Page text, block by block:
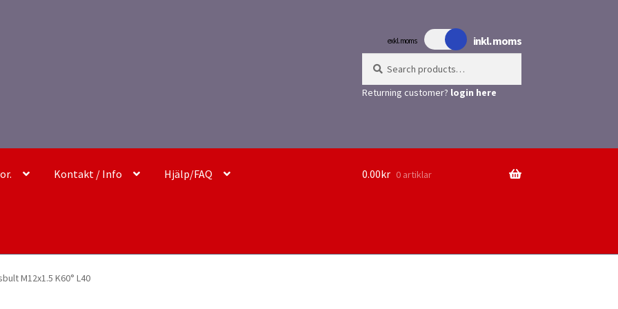
exkl. moms inkl. moms
for:
Returning customer? login here
Kontakt / Info Hjälp/FAQ 0.00kr 0 artiklar
M12x1.5 K60° L40